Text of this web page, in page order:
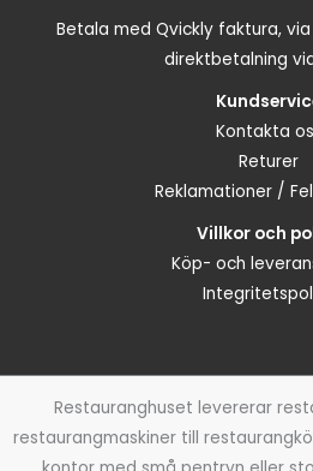
Betala med Qvickly faktura,
direktbetalning
Kontakta
Returer
Reklamationer /
Villkor och
Köp- och
Restauranghuset levererar
restaurangmaskiner till